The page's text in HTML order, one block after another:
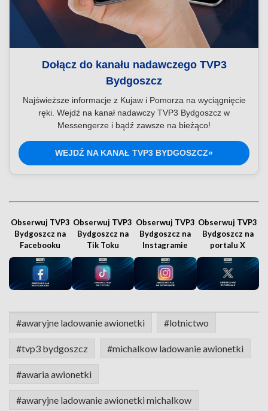
Dołącz do kanału nadawczego TVP3
Bydgoszcz
Najświeższe informacje z Kujaw i Pomorza na wyciągnięcie
ręki. Wejdź na kanał nadawczy TVP3 Bydgoszcz w
Messengerze i bądź zawsze na bieżąco!
WEJDŹ NA KANAŁ TVP3 BYDGOSZCZ»
Obserwuj TVP3
Bydgoszcz na
Facebooku
Obserwuj TVP3
Bydgoszcz na
Tik Toku
Obserwuj TVP3
Bydgoszcz na
Instagramie
Obserwuj TVP3
Bydgoszcz na
portalu X
#awaryjne ladowanie awionetki #lotnictwo
#tvp3 bydgoszcz #michalkow ladowanie awionetki
#awaria awionetki
#awaryjne ladowanie awionetki michalkow